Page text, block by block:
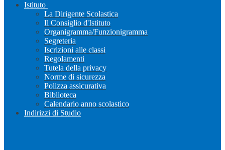
Istituto
La Dirigente Scolastica
Il Consiglio d'Istituto
Organigramma/Funzionigramma
Segreteria
Iscrizioni alle classi
Regolamenti
Tutela della privacy
Norme di sicurezza
Polizza assicurativa
Biblioteca
Calendario anno scolastico
Indirizzi di Studio